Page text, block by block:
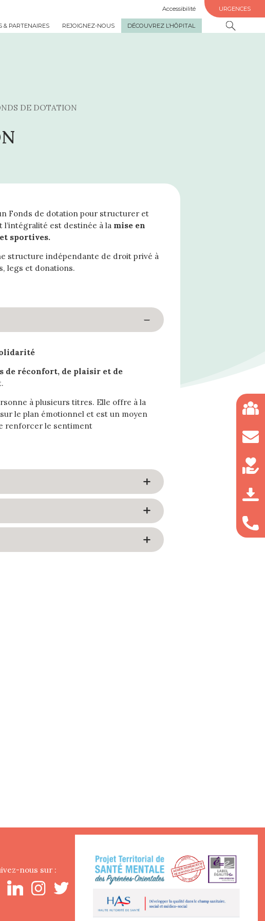
Accessibilité URGENCES
& PARTENAIRES REJOIGNEZ-NOUS DÉCOUVREZ L’HÔPITAL
DE DOTATION
Fonds de dotation pour structurer et
est destinée à la mise en
sportives.
structure indépendante de droit privé à
legs et donations.
de réconfort, de plaisir et de
à plusieurs titres. Elle offre à la
le plan émotionnel et est un moyen
renforcer le sentiment
nous sur :